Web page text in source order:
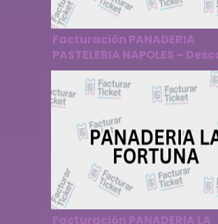
Facturación PANADERIA
PASTELERIA NAPOLES –
Factura
Facturación PANADERIA LA